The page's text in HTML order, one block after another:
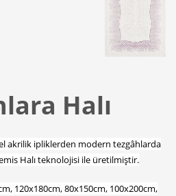
Halı
akrilik ipliklerden modern tezgâhlarda
Halı teknolojisi ile üretilmiştir.
120x180cm, 80x150cm, 100x200cm,